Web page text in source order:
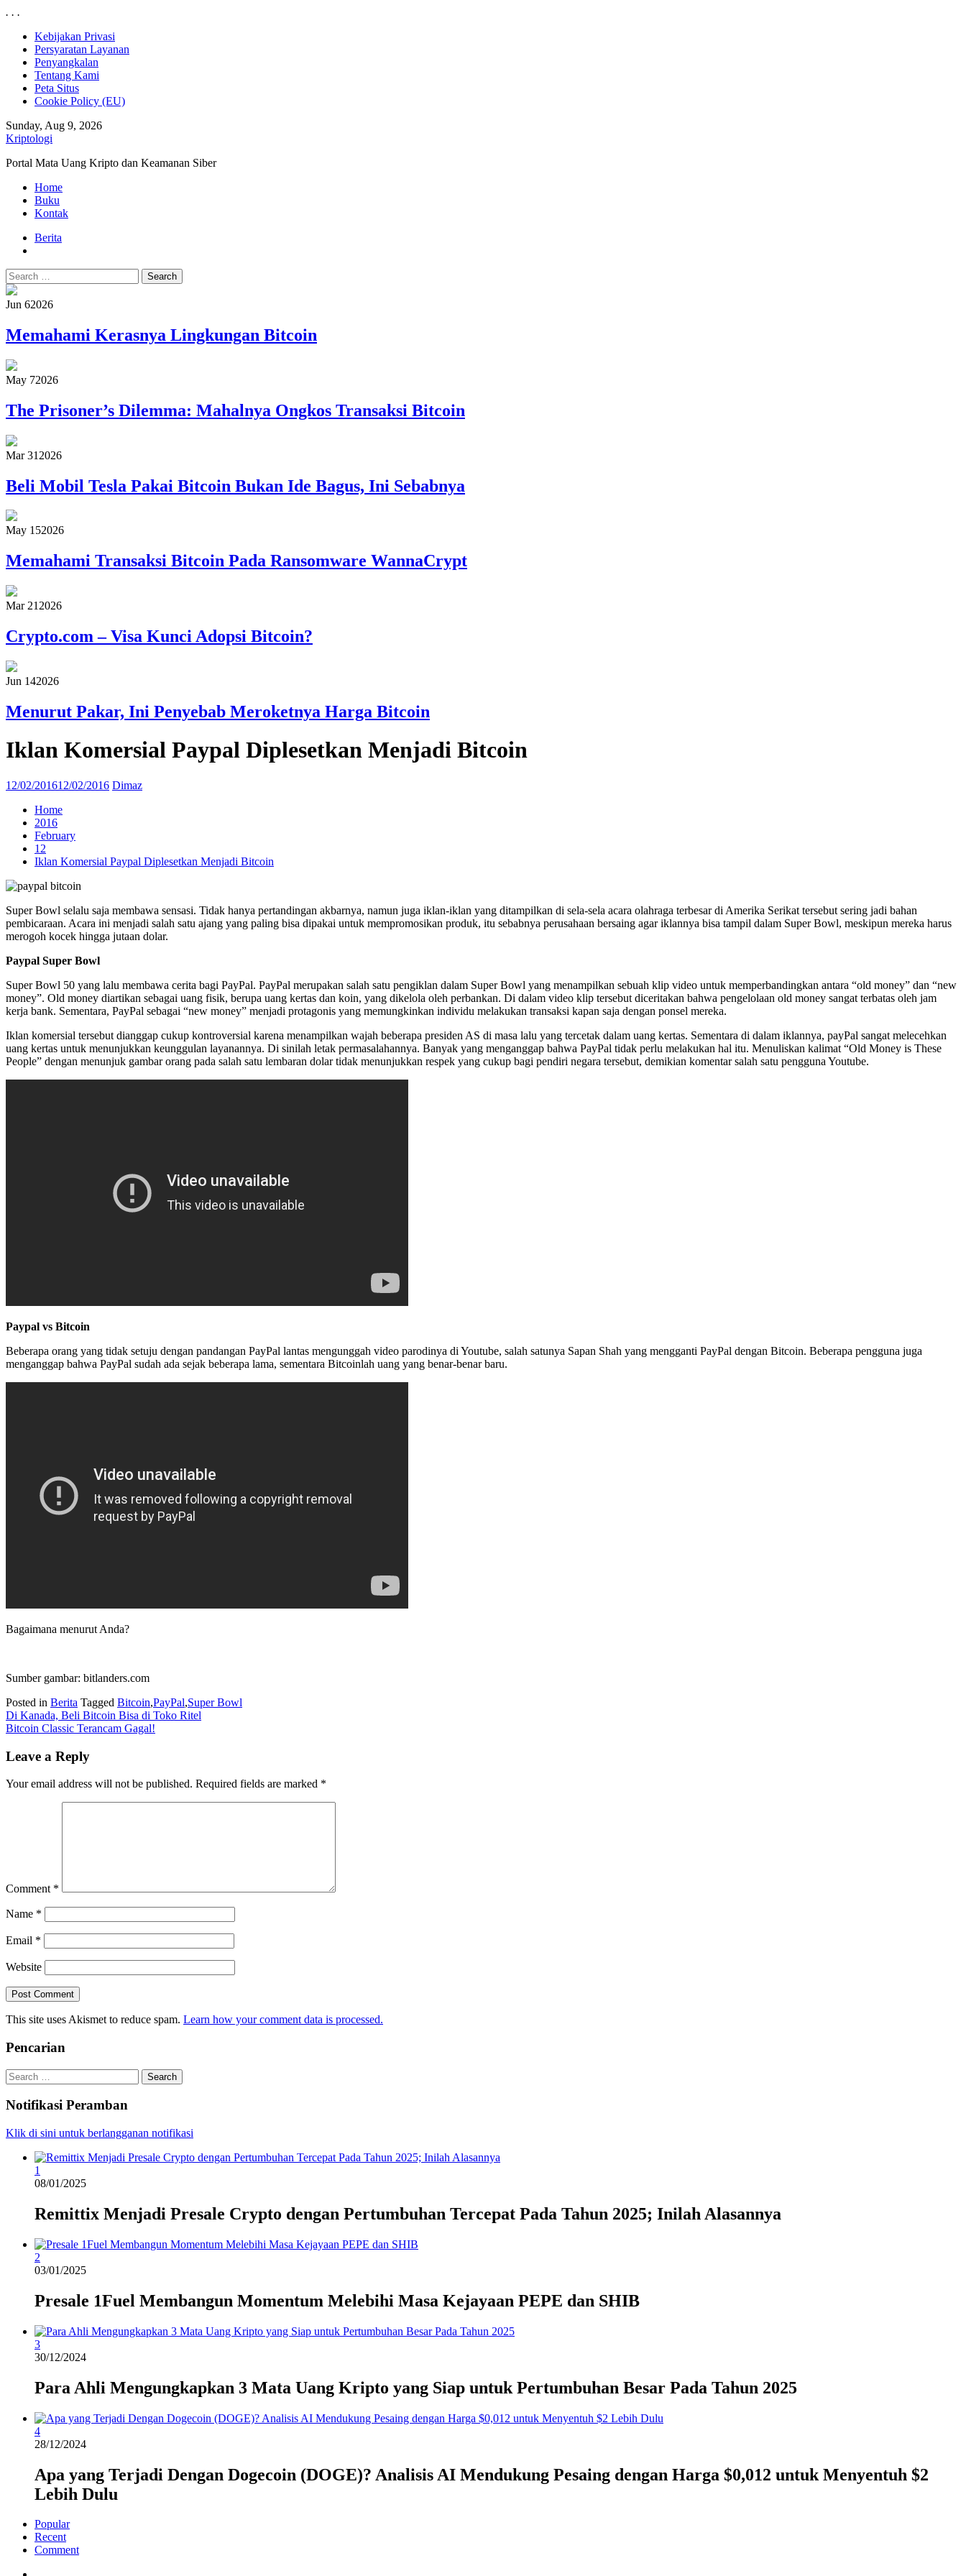
. . .
Skip
content
Kebijakan Privasi
Persyaratan Layanan
Penyangkalan
Tentang Kami
Peta Situs
Cookie Policy (EU)
Sunday, Aug 9, 2026
Kriptologi
Portal Mata Uang Kripto dan Keamanan Siber
Primary
Menu
Home
Buku
Kontak
Berita
Search
for:
Jun 62026
Memahami Kerasnya Lingkungan Bitcoin
May 72026
The Prisoner’s Dilemma: Mahalnya Ongkos Transaksi Bitcoin
Mar 31 2026
Beli Mobil Tesla Pakai Bitcoin Bukan Ide Bagus, Ini Sebabnya
May 152026
Memahami Transaksi Bitcoin Pada Ransomware WannaCrypt
Mar 21 2026
Crypto.com – Visa Kunci Adopsi Bitcoin?
Jun 142026
Menurut Pakar, Ini Penyebab Meroketnya Harga Bitcoin
Iklan Komersial Paypal Diplesetkan Menjadi Bitcoin
12/02/201612/02/2016 Dimaz
Home
2016
February
12
Iklan Komersial Paypal Diplesetkan Menjadi Bitcoin
Super Bowl selalu saja membawa sensasi. Tidak hanya pertandingan akbarnya, namun juga iklan-iklan yang ditampilkan di sela-sela acara olahraga terbesar di Amerika Serikat tersebut sering jadi bahan
pembicaraan. Acara ini menjadi salah satu ajang yang paling bisa dipakai untuk mempromosikan produk, itu sebabnya perusahaan bersaing agar iklannya bisa tampil dalam Super Bowl, meskipun mereka harus
merogoh kocek hingga jutaan dolar.
Paypal Super Bowl
Super Bowl 50 yang lalu membawa cerita bagi PayPal. PayPal merupakan salah satu pengiklan dalam Super Bowl yang menampilkan sebuah klip video untuk memperbandingkan antara “old money” dan “new
money”. Old money diartikan sebagai uang fisik, berupa uang kertas dan koin, yang dikelola oleh perbankan. Di dalam video klip tersebut diceritakan bahwa pengelolaan old money sangat terbatas oleh jam
kerja bank. Sementara, PayPal sebagai “new money” menjadi protagonis yang memungkinkan individu melakukan transaksi kapan saja dengan ponsel mereka.
Iklan komersial tersebut dianggap cukup kontroversial karena menampilkan wajah beberapa presiden AS di masa lalu yang tercetak dalam uang kertas. Sementara di dalam iklannya, payPal sangat melecehkan
uang kertas untuk menunjukkan keunggulan layanannya. Di sinilah letak permasalahannya. Banyak yang menganggap bahwa PayPal tidak perlu melakukan hal itu. Menuliskan kalimat “Old Money is These
People” dengan menunjuk gambar orang pada salah satu lembaran dolar tidak menunjukkan respek yang cukup bagi pendiri negara tersebut, demikian komentar salah satu pengguna Youtube.
Paypal vs Bitcoin
Beberapa orang yang tidak setuju dengan pandangan PayPal lantas mengunggah video parodinya di Youtube, salah satunya Sapan Shah yang mengganti PayPal dengan Bitcoin. Beberapa pengguna juga
menganggap bahwa PayPal sudah ada sejak beberapa lama, sementara Bitcoinlah uang yang benar-benar baru.
Bagaimana menurut Anda?
Sumber gambar: bitlanders.com
Posted in Berita Tagged Bitcoin,PayPal,Super Bowl
Post
navigation
Di Kanada, Beli Bitcoin Bisa di Toko Ritel
Bitcoin Classic Terancam Gagal!
Leave a Reply
Your email address will not be published. Required fields are marked *
Comment *
Name *
Email *
Website
This site uses Akismet to reduce spam. Learn how your comment data is processed.
Pencarian
Search
for:
Notifikasi Peramban
Klik di sini untuk berlangganan notifikasi
1
08/01/2025
Remittix Menjadi Presale Crypto dengan Pertumbuhan Tercepat Pada Tahun 2025; Inilah Alasannya
2
03/01/2025
Presale 1Fuel Membangun Momentum Melebihi Masa Kejayaan PEPE dan SHIB
3
30/12/2024
Para Ahli Mengungkapkan 3 Mata Uang Kripto yang Siap untuk Pertumbuhan Besar Pada Tahun 2025
4
28/12/2024
Apa yang Terjadi Dengan Dogecoin (DOGE)? Analisis AI Mendukung Pesaing dengan Harga $0,012 untuk Menyentuh $2
Lebih Dulu
Popular
Recent
Comment